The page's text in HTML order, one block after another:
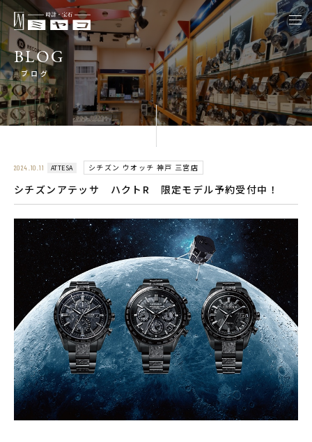
BLOG
ブログ
2024.10.11 ATTESA シチズン ウオッチ 神戸 三宮店
シチズンアテッサ ハクトR 限定モデル予約受付中！